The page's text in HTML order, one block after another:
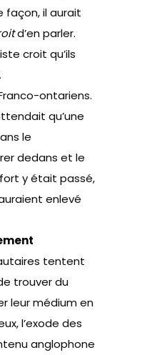
façon, il aurait
d’en parler.
croit qu’ils
ontariens.
qu’une
le
dedans et le
y était passé,
enlevé
tentent
trouver du
leur médium en
l’exode des
anglophone